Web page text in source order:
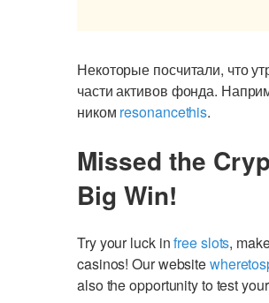
Некоторые посчитали, что
части активов фонда.
ником resonancethis.
Missed the
Big Win!
Try your luck infree slots,
casinos! Our website
also the opportunity to test